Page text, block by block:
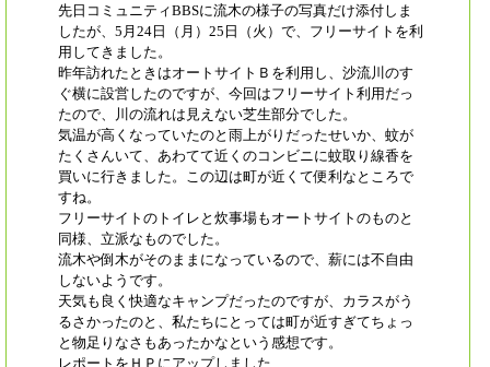
先日コミュニティBBSに流木の様子の写真だけ添付しま
したが、5月24日（月）25日（火）で、フリーサイトを利
用してきました。
昨年訪れたときはオートサイトＢを利用し、沙流川のす
ぐ横に設営したのですが、今回はフリーサイト利用だっ
たので、川の流れは見えない芝生部分でした。
気温が高くなっていたのと雨上がりだったせいか、蚊が
たくさんいて、あわてて近くのコンビニに蚊取り線香を
買いに行きました。この辺は町が近くて便利なところで
すね。
フリーサイトのトイレと炊事場もオートサイトのものと
同様、立派なものでした。
流木や倒木がそのままになっているので、薪には不自由
しないようです。
天気も良く快適なキャンプだったのですが、カラスがう
るさかったのと、私たちにとっては町が近すぎてちょっ
と物足りなさもあったかなという感想です。
レポートをＨＰにアップしました